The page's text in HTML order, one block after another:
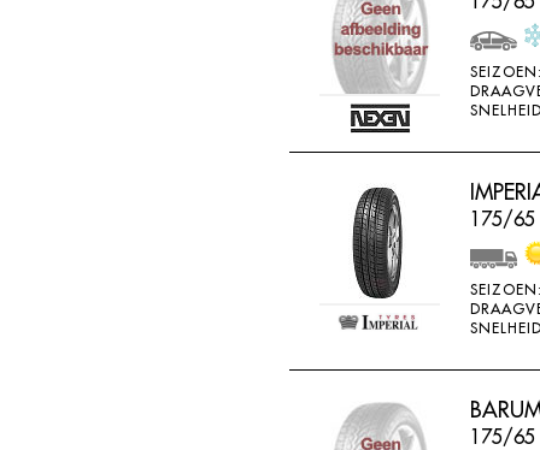
175/65
175/65